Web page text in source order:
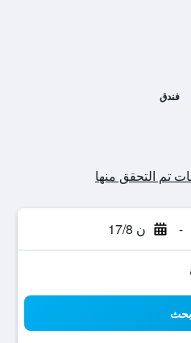
فندق
- ن 17/8
بحث